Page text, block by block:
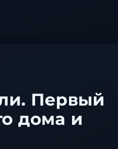
Первый
дома и